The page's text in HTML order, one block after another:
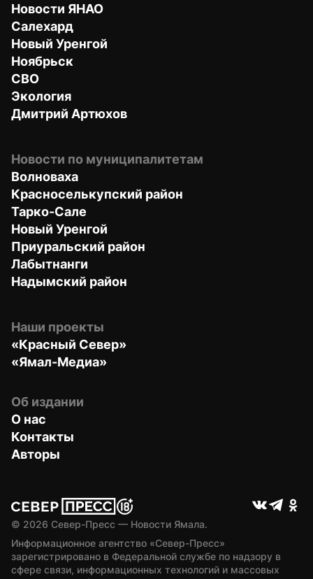
Новости ЯНАО
Салехард
Новый Уренгой
Ноябрьск
СВО
Экология
Дмитрий Артюхов
Новости по муниципалитетам
Волноваха
Красноселькупский район
Тарко-Сале
Новый Уренгой
Приуральский район
Лабытнанги
Надымский район
Наши проекты
«Красный Север»
«Ямал-Медиа»
Об издании
О нас
Контакты
Авторы
© 2026 Север-Пресс — Новости Ямала.
Информационное агентство «Север-Пресс»
зарегистрировано в Федеральной службе по надзору в
сфере связи, информационных технологий и массовых